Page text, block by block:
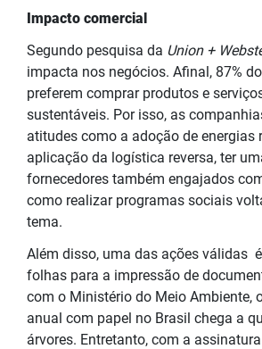
Impacto comercial
Segundo pesquisa da Union +
impacta nos negócios. Afinal, 87%
preferem comprar produtos e
sustentáveis. Por isso, as
atitudes como a adoção de energias
aplicação da logística reversa, ter
fornecedores também engajados
como realizar programas sociais
tema.
Além disso, uma das ações válidas
folhas para a impressão de
com o Ministério do Meio Ambiente,
anual com papel no Brasil chega a
árvores. Entretanto, com a